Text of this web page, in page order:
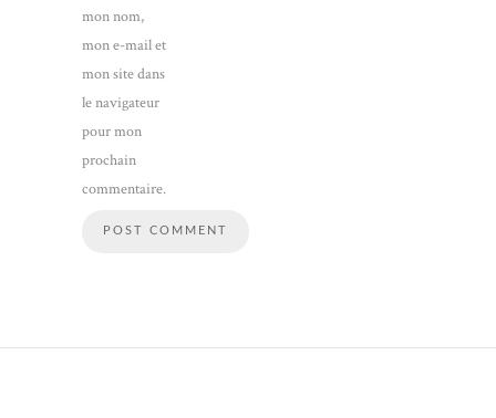
mon nom,
mon e-mail et
mon site dans
le navigateur
pour mon
prochain
commentaire.